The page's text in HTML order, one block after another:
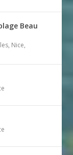
Beau
, Nice,